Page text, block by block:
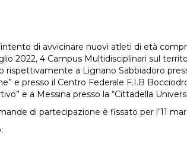
di avvicinare nuovi atleti di età
2022, 4 Campus Multidisciplinari sul
rispettivamente a Lignano Sabbiadoro
e presso il Centro Federale F.I.B
e a Messina presso la “Cittadella
di partecipazione è fissato per l’11